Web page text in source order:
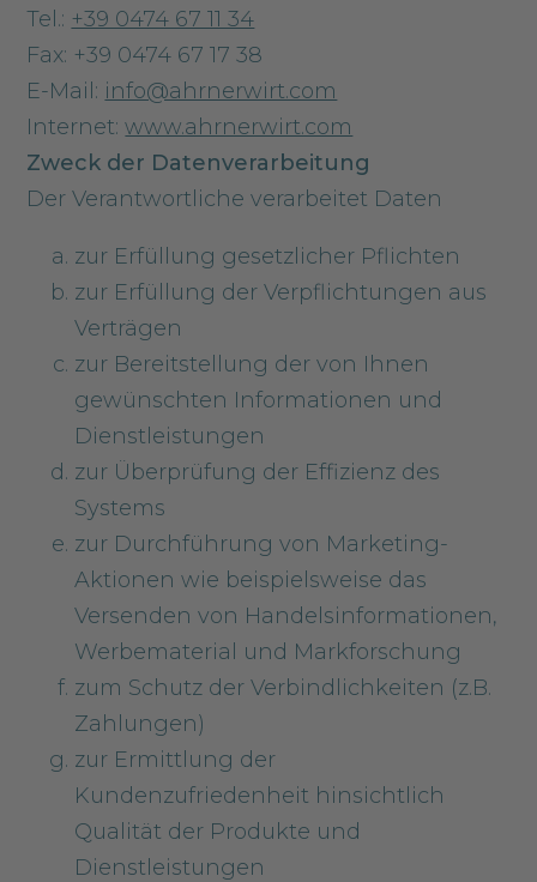
Tel.: +39 0474 67 11 34
Fax: +39 0474 67 17 38
E-Mail: info@ahrnerwirt.com
Internet:www.ahrnerwirt.com
Zweck der Datenverarbeitung
Der Verantwortliche verarbeitet Daten
zur Erfüllung gesetzlicher Pflichten
zur Erfüllung der Verpflichtungen aus
Verträgen
zur Bereitstellung der von Ihnen
gewünschten Informationen und
Dienstleistungen
zur Überprüfung der Effizienz des
Systems
zur Durchführung von Marketing-
Aktionen wie beispielsweise das
Versenden von Handelsinformationen,
Werbematerial und Markforschung
zum Schutz der Verbindlichkeiten (z.B.
Zahlungen)
zur Ermittlung der
Kundenzufriedenheit hinsichtlich
Qualität der Produkte und
Dienstleistungen